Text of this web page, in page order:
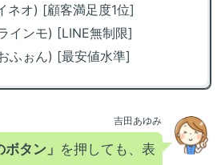
ネオ) [顧客満足度1位]
インモ) [LINE無制限]
ふぉん) [最安値水準]
吉田あゆみ
ボタン」 を押しても、表